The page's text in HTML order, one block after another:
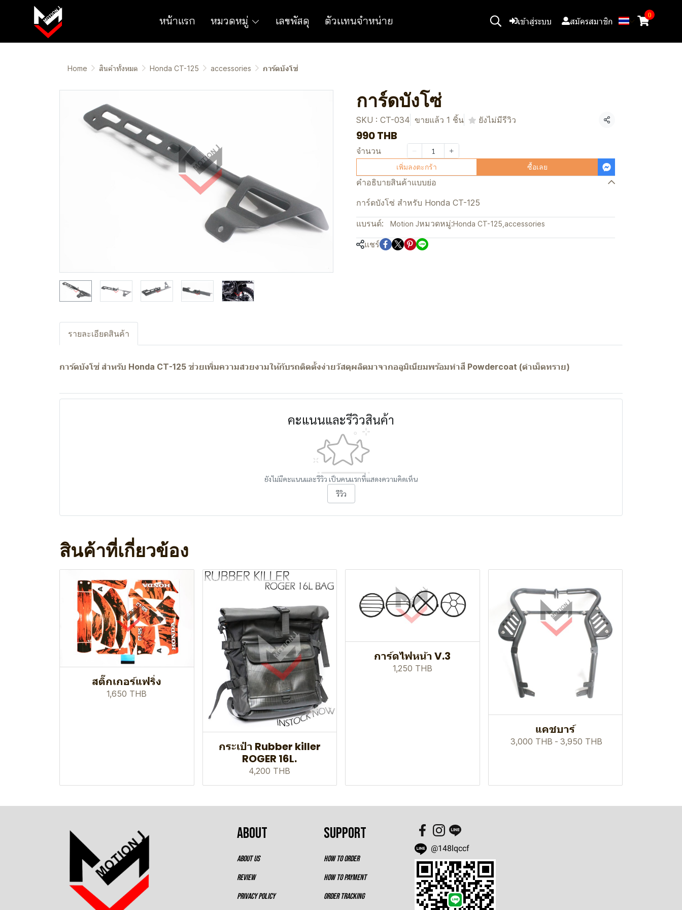
หน้าแรก หมวดหมู่ เลขพัสดุ ตัวเเทนจำหน่าย เข้าสู่ระบบ สมัครสมาชิก
0
Home สินค้าทั้งหมด Honda CT-125 accessories การ์ดบังโซ่
การ์ดบังโซ่
SKU : CT-034 ขายแล้ว 1 ชิ้น ยังไม่มีรีวิว แชร์
990 THB
จำนวน
เพิ่มลงตะกร้า
ซื้อเลย
คำอธิบายสินค้าแบบย่อ
การ์ดบังโซ่ สำหรับ Honda CT-125
แบรนด์: Motion Jหมวดหมู่:Honda CT-125 accessories
แชร์
รายละเอียดสินค้า
การ์ดบังโซ่ สำหรับ Honda CT-125 ช่วยเพิ่มความสวยงามให้กับรถติดตั้งง่ายวัสดุผลิตมาจากอลูมิเนียมพร้อมทำสี Powdercoat (ดำเม็ดทราย)
คะแนนและรีวิวสินค้า
ยังไม่มีคะแนนและรีวิว เป็นคนแรกที่แสดงความคิดเห็น
รีวิว
สินค้าที่เกี่ยวข้อง
สติ๊กเกอร์แฟริ่ง
1,650 THB
กระเป๋า Rubber killer
ROGER 16L.
4,200 THB
การ์ดไฟหน้า V.3
1,250 THB
แคชบาร์
3,000 THB - 3,950 THB
ABOUT
ABOUT US
REVIEW
PRIVACY POLICY
SUPPORT
HOW TO ORDER
HOW TO PAYMENT
ORDER TRACKING
@148lqccf